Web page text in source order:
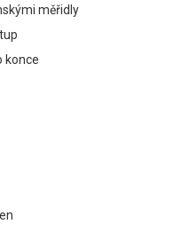
měřidly
konce